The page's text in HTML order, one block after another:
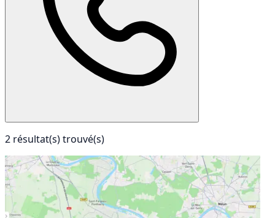
2 résultat(s) trouvé(s)